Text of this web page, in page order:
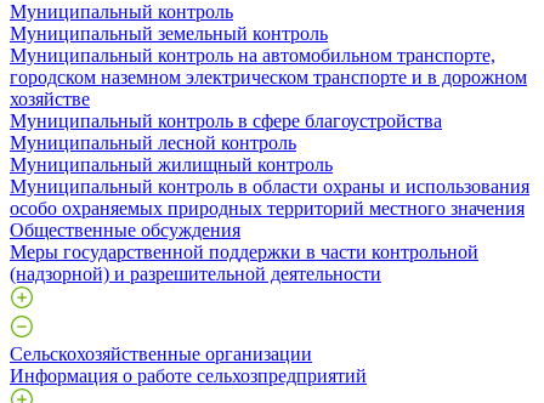
Муниципальный контроль
Муниципальный земельный контроль
Муниципальный контроль на автомобильном транспорте,
городском наземном электрическом транспорте и в дорожном
хозяйстве
Муниципальный контроль в сфере благоустройства
Муниципальный лесной контроль
Муниципальный жилищный контроль
Муниципальный контроль в области охраны и использования
особо охраняемых природных территорий местного значения
Общественные обсуждения
Меры государственной поддержки в части контрольной
(надзорной) и разрешительной деятельности
Сельскохозяйственные организации
Информация о работе сельхозпредприятий